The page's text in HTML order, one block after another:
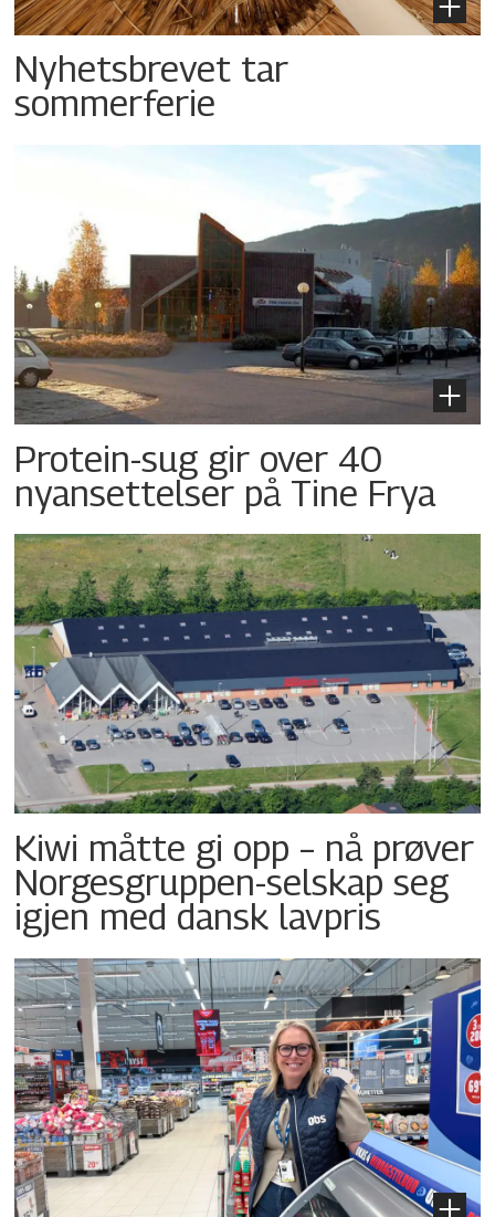
Nyhetsbrevet tar
sommerferie
Protein-sug gir over 40
nyansettelser på Tine Frya
Kiwi måtte gi opp – nå prøver
Norgesgruppen-selskap seg
igjen med dansk lavpris